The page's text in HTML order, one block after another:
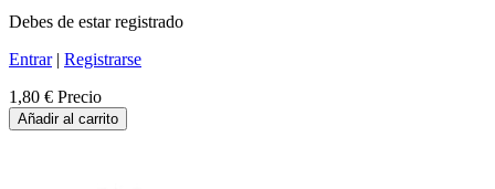
Debes de estar registrado
Entrar| Registrarse
1,80 € Precio
Añadir al carrito